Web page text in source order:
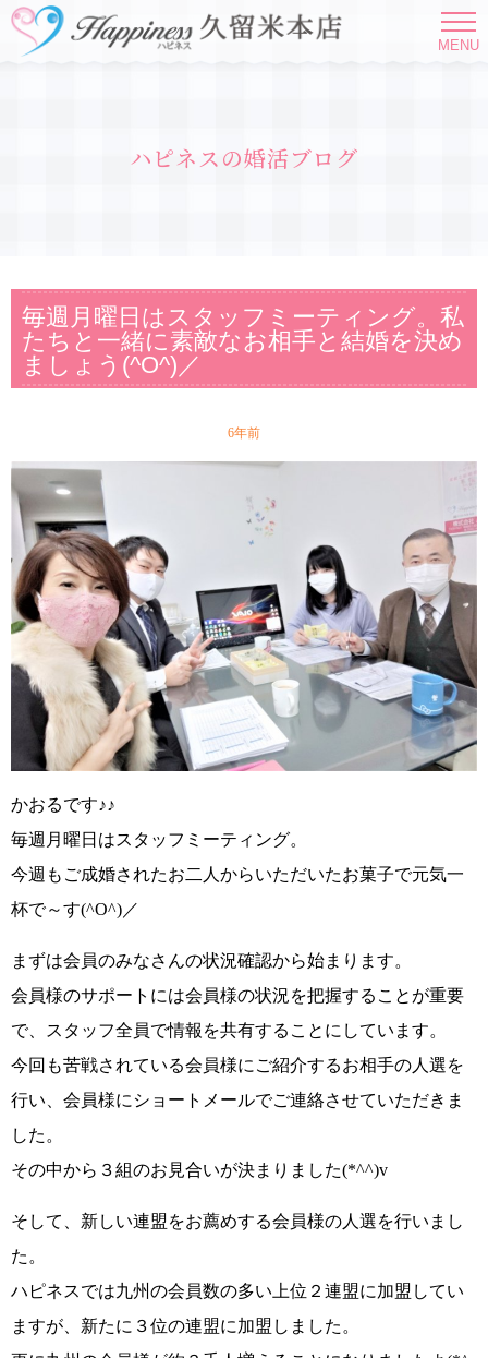
MENU
ハピネスの婚活ブログ
毎週月曜日はスタッフミーティング。私
たちと一緒に素敵なお相手と結婚を決め
ましょう(^O^)／
6年前
かおるです♪♪
毎週月曜日はスタッフミーティング。
今週もご成婚されたお二人からいただいたお菓子で元気一
杯で～す(^O^)／
まずは会員のみなさんの状況確認から始まります。
会員様のサポートには会員様の状況を把握することが重要
で、スタッフ全員で情報を共有することにしています。
今回も苦戦されている会員様にご紹介するお相手の人選を
行い、会員様にショートメールでご連絡させていただきま
した。
その中から３組のお見合いが決まりました(*^^)v
そして、新しい連盟をお薦めする会員様の人選を行いまし
た。
ハピネスでは九州の会員数の多い上位２連盟に加盟してい
ますが、新たに３位の連盟に加盟しました。